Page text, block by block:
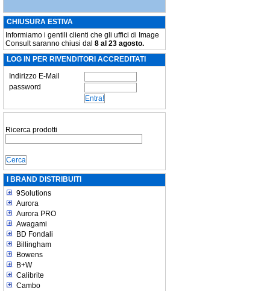
CHIUSURA ESTIVA
Informiamo i gentili clienti che gli uffici di Image
Consult saranno chiusi dal 8 al 23 agosto.
LOG IN PER RIVENDITORI ACCREDITATI
Indirizzo E-Mail
password
Ricerca prodotti
I BRAND DISTRIBUITI
9Solutions
Aurora
Aurora PRO
Awagami
BD Fondali
Billingham
Bowens
B+W
Calibrite
Cambo